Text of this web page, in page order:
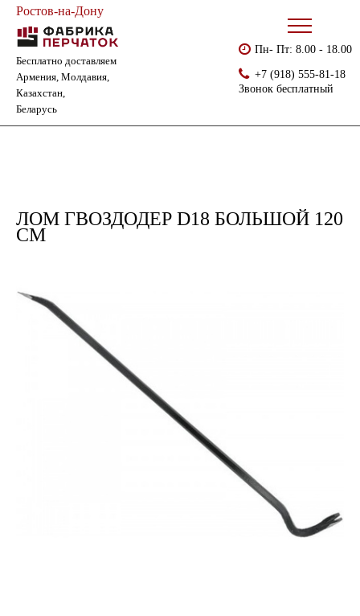
Ростов-на-Дону
Бесплатно доставляем
Армения, Молдавия,
Казахстан,
Беларусь
Пн- Пт: 8.00 - 18.00
+7 (918) 555-81-18
Звонок бесплатный
Лом гвоздодер D18 большой 120 см
ЛОМ ГВОЗДОДЕР D18 БОЛЬШОЙ 120
СМ